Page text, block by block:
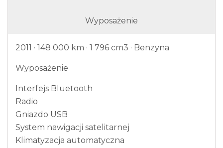
Wyposażenie
2011 · 148 000 km · 1 796 cm3 · Benzyna
Wyposażenie
Interfejs Bluetooth
Radio
Gniazdo USB
System nawigacji satelitarnej
Klimatyzacja automatyczna